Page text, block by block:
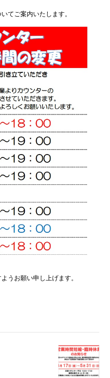
てご案内いたします。
うお願い申し上げます。